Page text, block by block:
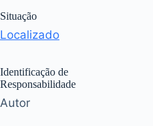
Situação
Localizado
Identificação de
Responsabilidade
Autor